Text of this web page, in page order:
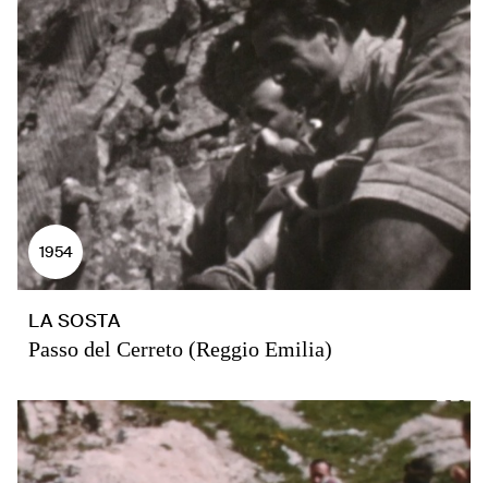
1954
LA SOSTA
Passo del Cerreto (Reggio Emilia)